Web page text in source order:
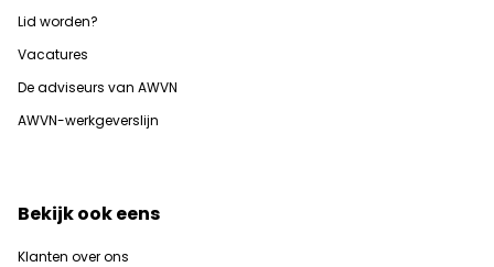
Lid worden?
Vacatures
De adviseurs van AWVN
AWVN-werkgeverslijn
Bekijk ook eens
Klanten over ons